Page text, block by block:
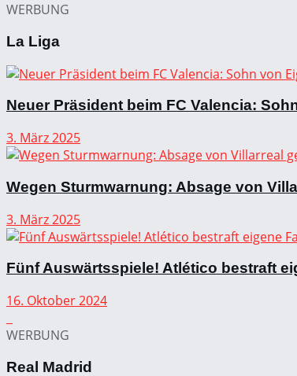
WERBUNG
La Liga
Neuer Präsident beim FC Valencia:
3. März 2025
Wegen Sturmwarnung: Absage von
3. März 2025
Fünf Auswärtsspiele! Atlético bestraft
16. Oktober 2024
WERBUNG
Real Madrid